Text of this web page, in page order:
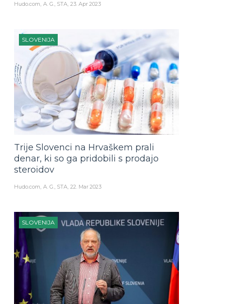
Hudo.com A. G., STA 23. Apr 2023
SLOVENIJA
Trije Slovenci na Hrvaškem prali
denar, ki so ga pridobili s prodajo
steroidov
Hudo.com A. G., STA 22. Mar 2023
SLOVENIJA